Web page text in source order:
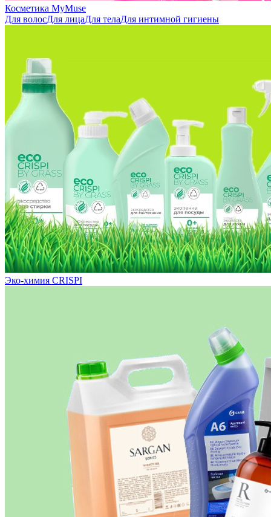
Косметика MyMuse
Для волосДля лицаДля телаДля интимной гигиены
Эко-химия CRISPI